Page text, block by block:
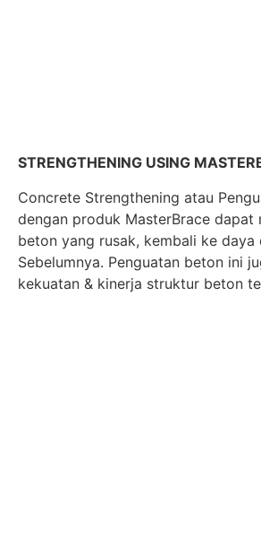
STRENGTHENING USING
Concrete Strengthening atau
dengan produk MasterBrace dapat
beton yang rusak, kembali ke daya
Sebelumnya. Penguatan beton ini
kekuatan & kinerja struktur beton